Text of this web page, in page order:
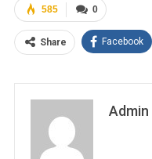
0
585
Share Facebook
Admin